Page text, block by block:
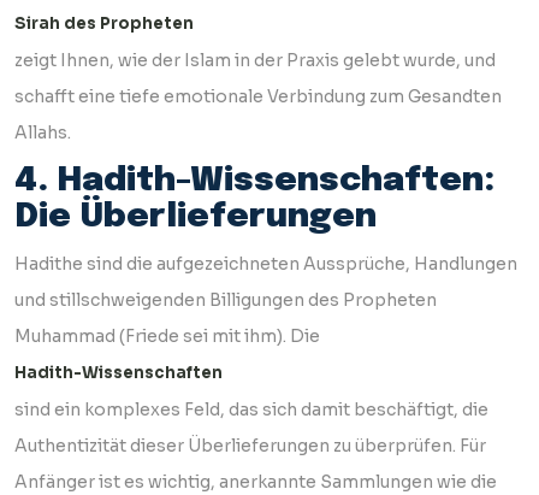
Sirah des Propheten
zeigt Ihnen, wie der Islam in der Praxis gelebt wurde, und
schafft eine tiefe emotionale Verbindung zum Gesandten
Allahs.
4. Hadith-Wissenschaften:
Die Überlieferungen
Hadithe sind die aufgezeichneten Aussprüche, Handlungen
und stillschweigenden Billigungen des Propheten
Muhammad (Friede sei mit ihm). Die
Hadith-Wissenschaften
sind ein komplexes Feld, das sich damit beschäftigt, die
Authentizität dieser Überlieferungen zu überprüfen. Für
Anfänger ist es wichtig, anerkannte Sammlungen wie die